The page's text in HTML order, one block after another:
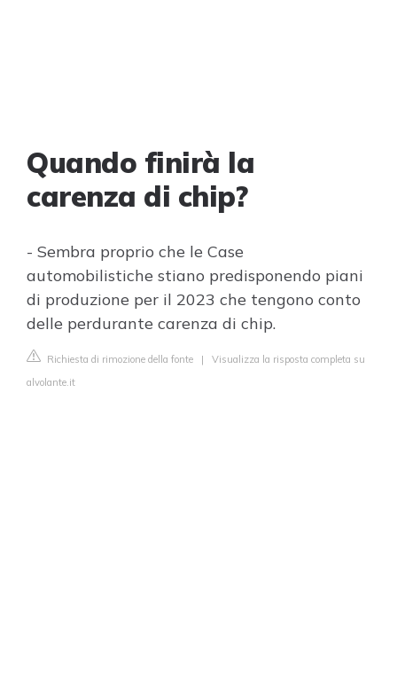
Quando finirà la
carenza di chip?
- Sembra proprio che le Case
automobilistiche stiano predisponendo piani
di produzione per il 2023 che tengono conto
delle perdurante carenza di chip.
Richiesta di rimozione della fonte | Visualizza la risposta completa su
alvolante.it